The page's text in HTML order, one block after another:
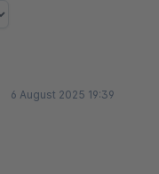
6 August 2025 19:39